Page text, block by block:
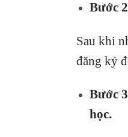
Bước
Sau khi
đăng ký
Bước
học.